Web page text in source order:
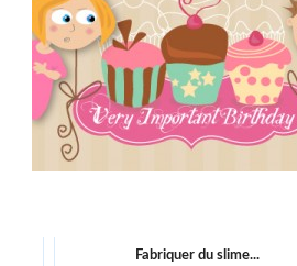
Fabriquer du slime...